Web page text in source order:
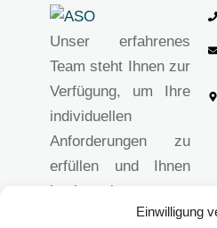
Einwilligung
Unser erfahrenes
Team steht Ihnen zur
Verfügung, um Ihre
individuellen
Anforderungen zu
erfüllen und Ihnen
hochwertige